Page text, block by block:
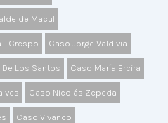
de Macul
- Crespo Caso Jorge Valdivia
Los Santos Caso María Ercira
Caso Nicolás Zepeda
Caso Vivanco